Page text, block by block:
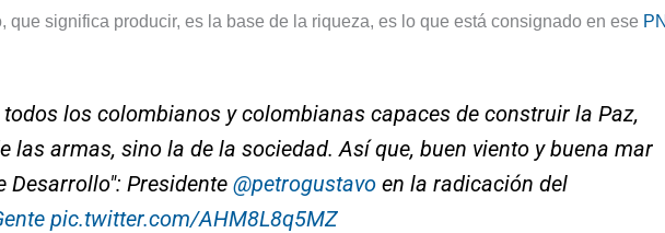
que significa producir, es la base de la riqueza, es lo que está consignado en ese
todos los colombianos y colombianas capaces de construir la Paz,
las armas, sino la de la sociedad. Así que, buen viento y buena mar
Desarrollo": Presidente @petrogustavoen la radicación del
pic.twitter.com/AHM8L8q5MZ